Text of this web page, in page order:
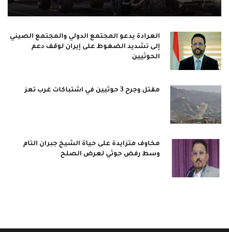
العرادة يدعو المجتمع الدولي والمجتمع الصيني
إلى تشديد الضغوط على إيران لوقف دعم
الحوثيين
مقتل وجرح 3 حوثيين في اشتباكات غرب تعز
مخاوف متزايدة على حياة الشيخ جبران التام
وسط رفض حوثي لعرض الصلح